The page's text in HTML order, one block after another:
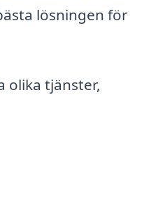
lösningen för
olika tjänster,